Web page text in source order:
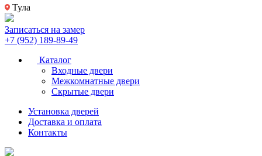
Тула
Записаться на замер
+7 (952) 189-89-49
Каталог
Входные двери
Межкомнатные двери
Скрытые двери
Установка дверей
Доставка и оплата
Контакты